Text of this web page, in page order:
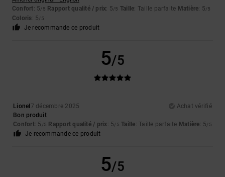
Confort: 5/5 Rapport qualité / prix: 5/5 Taille: Taille parfaite Matière: 5/5
Coloris: 5/5
Je recommande ce produit
5/5
Lionel 7 décembre 2025
Achat vérifié
Bon produit
Confort: 5 /5 Rapport qualité / prix: 5/5 Taille: Taille parfaite Matière: 5/5
Je recommande ce produit
5/5